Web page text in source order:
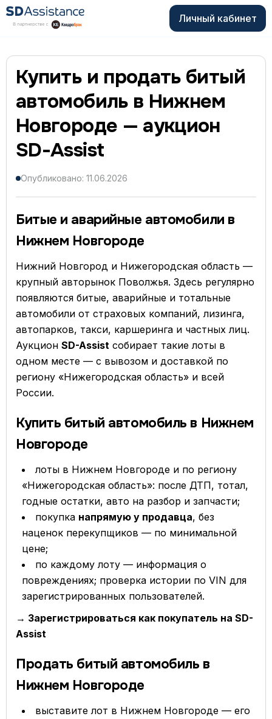
Личный кабинет
Купить и продать битый
автомобиль в Нижнем
Новгороде — аукцион
SD-Assist
Опубликовано: 11.06.2026
Битые и аварийные автомобили в
Нижнем Новгороде
Нижний Новгород и Нижегородская область —
крупный авторынок Поволжья. Здесь регулярно
появляются битые, аварийные и тотальные
автомобили от страховых компаний, лизинга,
автопарков, такси, каршеринга и частных лиц.
Аукцион SD-Assist собирает такие лоты в
одном месте — с вывозом и доставкой по
региону «Нижегородская область» и всей
России.
Купить битый автомобиль в Нижнем
Новгороде
лоты в Нижнем Новгороде и по региону
«Нижегородская область»: после ДТП, тотал,
годные остатки, авто на разбор и запчасти;
покупка напрямую у продавца, без
наценок перекупщиков — по минимальной
цене;
по каждому лоту — информация о
повреждениях; проверка истории по VIN для
зарегистрированных пользователей.
→ Зарегистрироваться как покупатель на SD-
Assist
Продать битый автомобиль в
Нижнем Новгороде
выставите лот в Нижнем Новгороде — его